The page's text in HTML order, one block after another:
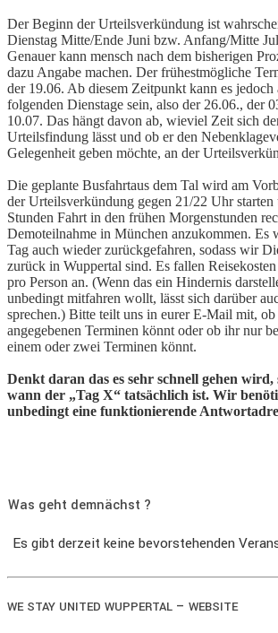
Der Beginn der Urteilsverkündung ist
Dienstag Mitte/Ende Juni bzw. Anfang/Mitte
Genauer kann mensch nach dem bisherigen
dazu Angabe machen. Der frühestmögliche
der 19.06. Ab diesem Zeitpunkt kann es jedoch
folgenden Dienstage sein, also der 26.06., der
10.07. Das hängt davon ab, wieviel Zeit sich
Urteilsfindung lässt und ob er den
Gelegenheit geben möchte, an der
Die geplante Busfahrtaus dem Tal wird am
der Urteilsverkündung gegen 21/22 Uhr starten
Stunden Fahrt in den frühen Morgenstunden
Demoteilnahme in München anzukommen. Es
Tag auch wieder zurückgefahren, sodass wir
zurück in Wuppertal sind. Es fallen
pro Person an. (Wenn das ein Hindernis
unbedingt mitfahren wollt, lässt sich darüber
sprechen.) Bitte teilt uns in eurer E-Mail mit, ob
angegebenen Terminen könnt oder ob ihr nur
einem oder zwei Terminen könnt.
Denkt daran das es sehr schnell gehen wird,
wann der „Tag X“ tatsächlich ist. Wir
unbedingt eine funktionierende
Was geht demnächst ?
Es gibt derzeit keine bevorstehenden
WE STAY UNITED WUPPERTAL – WEBSITE